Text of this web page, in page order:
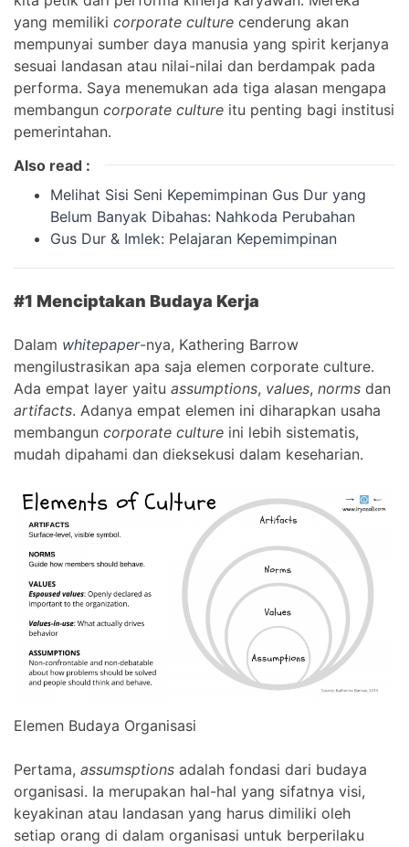
yang memiliki corporate culture cenderung akan
mempunyai sumber daya manusia yang spirit kerjanya
sesuai landasan atau nilai-nilai dan berdampak pada
performa. Saya menemukan ada tiga alasan mengapa
membangun corporate culture itu penting bagi institusi
pemerintahan.
Also read :
Melihat Sisi Seni Kepemimpinan Gus Dur yang
Belum Banyak Dibahas: Nahkoda Perubahan
Gus Dur & Imlek: Pelajaran Kepemimpinan
#1 Menciptakan Budaya Kerja
Dalam whitepaper-nya, Kathering Barrow
mengilustrasikan apa saja elemen corporate culture.
Ada empat layer yaitu assumptions, values, norms dan
artifacts. Adanya empat elemen ini diharapkan usaha
membangun corporate culture ini lebih sistematis,
mudah dipahami dan dieksekusi dalam keseharian.
Elemen Budaya Organisasi
Pertama, assumsptions adalah fondasi dari budaya
organisasi. Ia merupakan hal-hal yang sifatnya visi,
keyakinan atau landasan yang harus dimiliki oleh
setiap orang di dalam organisasi untuk berperilaku